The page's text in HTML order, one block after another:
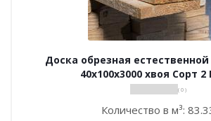
Доска обрезная
40х100х3000 хвоя Сорт 2
( 0 )
Количество в м³: